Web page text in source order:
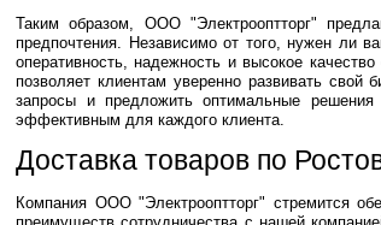
Таким образом, ООО "Электрооптторг"
предпочтения. Независимо от того, нужен ли
оперативность, надежность и высокое
позволяет клиентам уверенно развивать
запросы и предложить оптимальные
эффективным для каждого клиента.
Доставка товаров по
Компания ООО "Электрооптторг" стремится